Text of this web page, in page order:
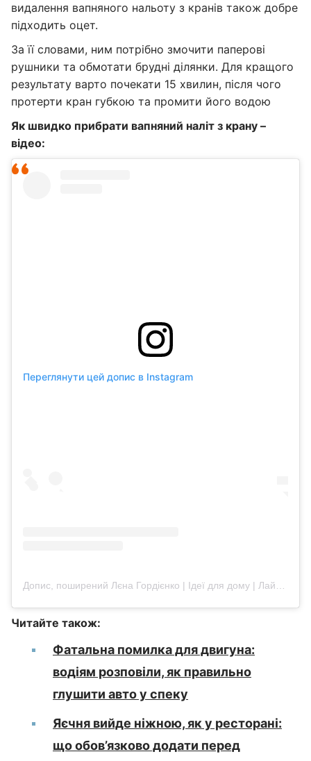
видалення вапняного нальоту з кранів також добре
підходить оцет.
За її словами, ним потрібно змочити паперові
рушники та обмотати брудні ділянки. Для кращого
результату варто почекати 15 хвилин, після чого
протерти кран губкою та промити його водою
Як швидко прибрати вапняний наліт з крану –
відео:
Переглянути цей допис в Instagram
Читайте також:
Фатальна помилка для двигуна:
водіям розповіли, як правильно
глушити авто у спеку
Яєчня вийде ніжною, як у ресторані:
що обов’язково додати перед